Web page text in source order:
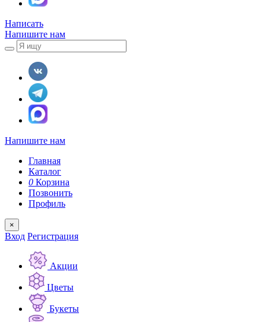
Написать
Напишите нам
Напишите нам
Главная
Каталог
0 Корзина
Позвонить
Профиль
×
Вход Регистрация
Акции
Цветы
Букеты